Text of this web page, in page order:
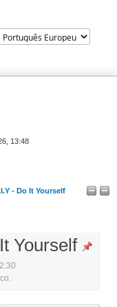
13:48
- Do It Yourself
Yourself